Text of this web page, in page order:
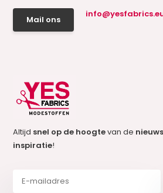
Mail ons
Altijd snel op de hoogtevan de
inspiratie!